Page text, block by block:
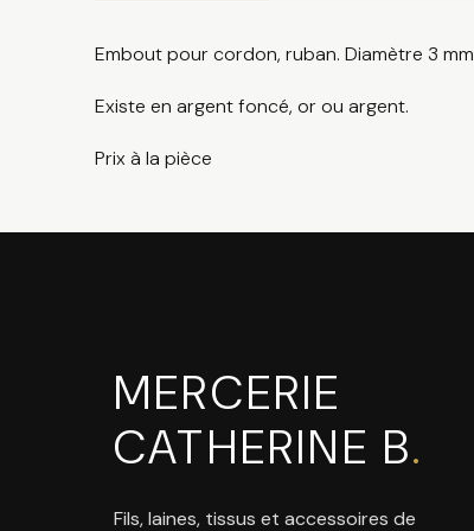
Embout pour cordon, ruban. Diamètre 3 mm
Existe en argent foncé, or ou argent.
Prix à la pièce
MERCERIE
CATHERINE B.
Fils, laines, tissus et accessoires de